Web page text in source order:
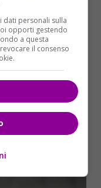
di Fini. Al
in Italia
dell’ex
arrestato a
personali sulla
opporti gestendo
a questa
il consenso